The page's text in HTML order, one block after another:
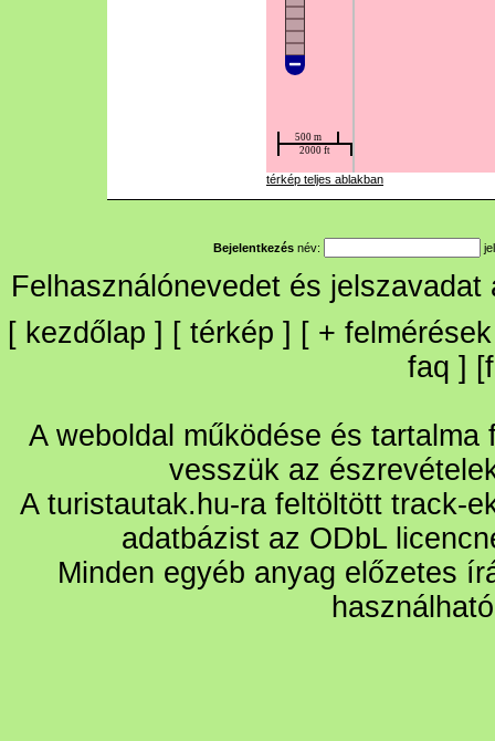
térkép teljes ablakban
Bejelentkezés név:
Felhasználónevedet és
[ kezdőlap ] [ térkép ] [ + felmérések
faq ] [
A weboldal működése és
vesszük az
A turistautak.hu-ra feltöltött track-
adatbázist az ODbL
Minden egyéb anyag előzetes